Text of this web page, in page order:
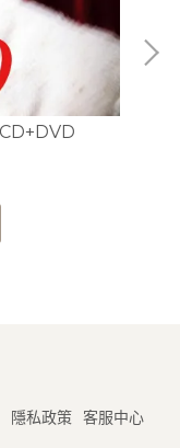
隱私政策 客服中心